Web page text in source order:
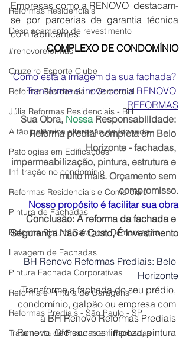
Reformas Residenciais
Desplacamento de revestimento
#renovoreformas
Cruzeiro Esporte Clube
Reforma Residencial e Comercial
Júlia Reformas Residenciais - BH
A tão polêmica alteração da fachada
Patologias em Edificações
Infiltração no condomínio
Reformas Residenciais e Comerciais
Pintura de Fachadas
Reforma Pintura Garagem Demarcação
Lavagem de Fachadas
Pintura Fachada Corporativas
Reforma e Pintura de Garagens
Reformas Prediais - São Paulo - SP
Tratamento de Fissuras em Fachadas
Empresas como a RENOVO  destacam-
se por parcerias de garantia técnica
com fabricantes.
COMPLEXO DE CONDOMÍNIO
Como está a imagem da sua fachada?
Transforme e inove com a RENOVO
REFORMAS
Sua Obra, Nossa Responsabilidade:
Reforma predial completa em Belo
Horizonte - fachadas,
impermeabilização, pintura, estrutura e
muito mais. Orçamento sem
compromisso.
Nosso propósito é facilitar sua obra
Conclusão: A reforma da fachada e
Segurança Não é Custo, É Investimento
BH Renovo Reformas Prediais: Belo
Horizonte
Transforme a fachada do seu prédio,
condomínio, galpão ou empresa com
a BH Renovo Reformas Prediais
Renovo. Oferecemos limpeza, pintura